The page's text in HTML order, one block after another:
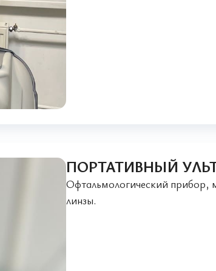
ПОРТАТИВНЫЙ
Офтальмологический прибор,
линзы.